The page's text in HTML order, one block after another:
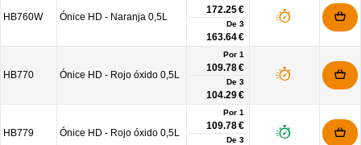
HB760W Ónice HD - Naranja 0,5L
172.25 €
De 3
163.64 €
HB770 Ónice HD - Rojo óxido 0,5L
Por 1
109.78 €
De 3
104.29 €
HB779 Ónice HD - Rojo óxido 0,5L
Por 1
109.78 €
De 3